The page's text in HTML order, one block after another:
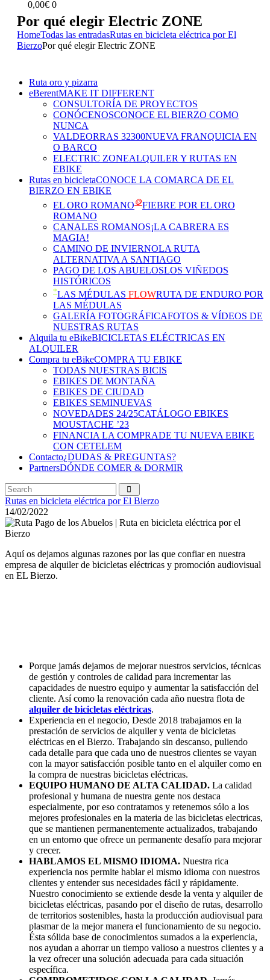
0,00€ 0
Por qué elegir Electric ZONE
HomeTodas las entradasRutas en bicicleta eléctrica por El
BierzoPor qué elegir Electric ZONE
Ruta oro y pizarra
eBerentMAKE IT DIFFERENT
CONSULTORÍA DE PROYECTOS
CONÓCENOSCONOCE EL BIERZO COMO
NUNCA
VALDEORRAS 32300NUEVA FRANQUICIA EN
O BARCO
ELECTRIC ZONEALQUILER Y RUTAS EN
EBIKE
Rutas en bicicletaCONOCE LA COMARCA DE EL
BIERZO EN EBIKE
EL ORO ROMANO 🪙FIEBRE POR EL ORO
ROMANO
CANALES ROMANOS¡LA CABRERA ES
MAGIA!
CAMINO DE INVIERNOLA RUTA
ALTERNATIVA A SANTIAGO
PAGO DE LOS ABUELOSLOS VIÑEDOS
HISTÓRICOS
*LAS MÉDULAS FLOWRUTA DE ENDURO POR
LAS MÉDULAS
GALERÍA FOTOGRÁFICAFOTOS & VÍDEOS DE
NUESTRAS RUTAS
Alquila tu eBikeBICICLETAS ELÉCTRICAS EN
ALQUILER
Compra tu eBikeCOMPRA TU EBIKE
TODAS NUESTRAS BICIS
EBIKES DE MONTAÑA
EBIKES DE CIUDAD
EBIKES SEMINUEVAS
NOVEDADES 24/25CATÁLOGO EBIKES
MOUSTACHE ’23
FINANCIA LA COMPRADE TU NUEVA EBIKE
CON CETELEM
Contacto¿DUDAS & PREGUNTAS?
PartnersDÓNDE COMER & DORMIR
Rutas en bicicleta eléctrica por El Bierzo
14/02/2022
Aquí os dejamos algunas razones por las que confiar en nuestra
empresa de alquiler de bicicletas eléctricas y promoción audiovisual
en EL Bierzo.
Porque jamás dejamos de mejorar nuestros servicios, técnicas
de gestión y controles de calidad para incrementar las
capacidades de nuestro equipo y aumentar la satisfacción del
cliente. Así como la renovación cada año nuestra flota de
alquiler de bicicletas eléctricas.
Experiencia en el negocio, Desde 2018 trabajamos en la
prestación de servicios de alquiler y venta de bicicletas
eléctricas en el Bierzo. Trabajando sin descanso, puliendo
cada detalle para que cada uno de nuestros clientes se vayan
con la mayor satisfacción posible tanto en el alquiler como en
la compra de nuestras bicicletas eléctricas.
EQUIPO HUMANO DE ALTA CALIDAD. La calidad
profesional y humana de nuestra gente nos destaca
especialmente, por eso contratamos y retenemos sólo a los
mejores profesionales en la materia de las bicicletas electricas,
que se mantienen permanentemente actualizados, trabajando
en un entorno que ofrece un permanente desafío para mejorar
y crecer.
HABLAMOS EL MISMO IDIOMA. Nuestra rica
experiencia nos permite hablar el mismo idioma con nuestros
clientes y entender sus necesidades fácil y rápidamente.
Nuestro conocimiento se extiende desde la venta y alquiler de
bicicletas eléctricas, pasando por el diseño de rutas, desarrollo
de territorios sostenibles, hasta la producción audiovisual para
plasmar de la mejor manera el funcionamiento de su negocio.
Ésta sólida base de conocimientos sumados a la experiencia,
nos ayudan a ahorrar un tiempo valioso a nuestros clientes y a
la vez ofrecer una solución adecuada para cada situación
específica.